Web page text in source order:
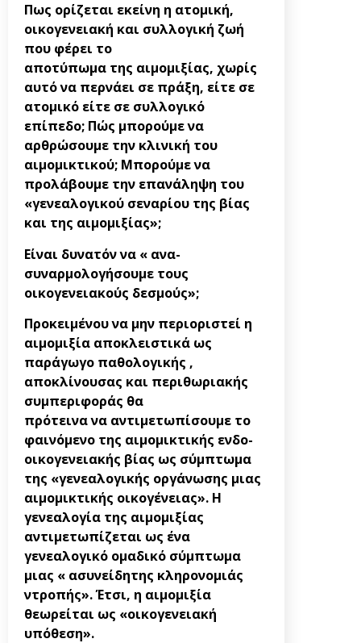
Πως ορίζεται εκείνη η ατομική,
οικογενειακή και συλλογική ζωή
που φέρει το
αποτύπωμα της αιμομιξίας, χωρίς
αυτό να περνάει σε πράξη, είτε σε
ατομικό είτε σε συλλογικό
επίπεδο; Πώς μπορούμε να
αρθρώσουμε την κλινική του
αιμομικτικού; Μπορούμε να
προλάβουμε την επανάληψη του
«γενεαλογικού σεναρίου της βίας
και της αιμομιξίας»;
Είναι δυνατόν να « ανα-
συναρμολογήσουμε τους
οικογενειακούς δεσμούς»;
Προκειμένου να μην περιοριστεί η
αιμομιξία αποκλειστικά ως
παράγωγο παθολογικής ,
αποκλίνουσας και περιθωριακής
συμπεριφοράς θα
πρότεινα να αντιμετωπίσουμε το
φαινόμενο της αιμομικτικής ενδο-
οικογενειακής βίας ως σύμπτωμα
της «γενεαλογικής οργάνωσης μιας
αιμομικτικής οικογένειας». Η
γενεαλογία της αιμομιξίας
αντιμετωπίζεται ως ένα
γενεαλογικό ομαδικό σύμπτωμα
μιας « ασυνείδητης κληρονομιάς
ντροπής». Έτσι, η αιμομιξία
θεωρείται ως «οικογενειακή
υπόθεση».